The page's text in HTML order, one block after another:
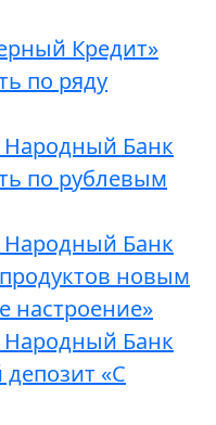
Кредит»
по ряду
Банк
по рублевым
Банк
новым
настроение»
Банк
«С